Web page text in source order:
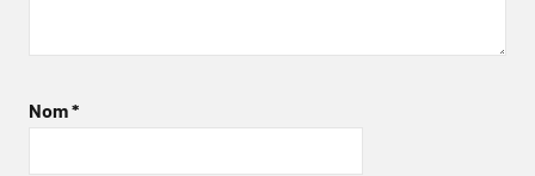
Nom*